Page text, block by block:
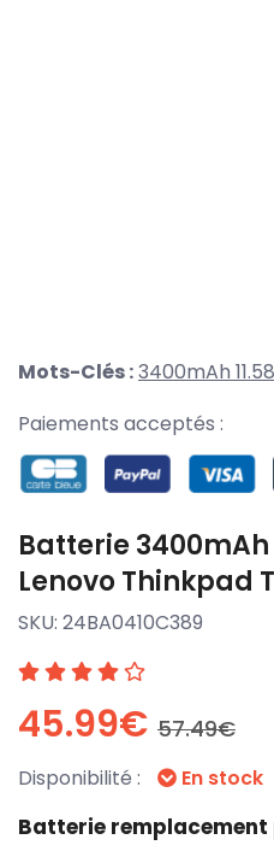
Mots-Clés :3400mAh
Paiements acceptés :
Batterie 3400mAh
Lenovo Thinkpad
SKU: 24BA0410C389
45.99€ 57.49€
Disponibilité : En stock
Batterie remplacement